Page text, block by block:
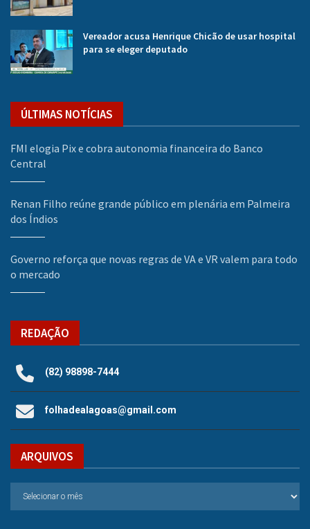
Vereador acusa Henrique Chicão de usar hospital
para se eleger deputado
ÚLTIMAS NOTÍCIAS
FMI elogia Pix e cobra autonomia financeira do Banco
Central
Renan Filho reúne grande público em plenária em Palmeira
dos Índios
Governo reforça que novas regras de VA e VR valem para todo
o mercado
REDAÇÃO
(82) 98898-7444
folhadealagoas@gmail.com
ARQUIVOS